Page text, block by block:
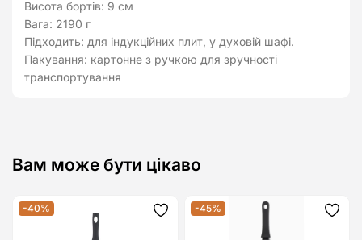
Висота бортів: 9 см
Вага: 2190 г
Підходить: для індукційних плит, у духовій шафі.
Пакування: картонне з ручкою для зручності
транспортування
Вам може бути цікаво
-40% Додати-45%